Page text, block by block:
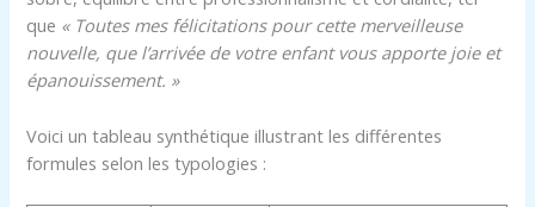
que « Toutes mes félicitations pour cette merveilleuse
nouvelle, que l’arrivée de votre enfant vous apporte joie et
épanouissement. »
Voici un tableau synthétique illustrant les différentes
formules selon les typologies :